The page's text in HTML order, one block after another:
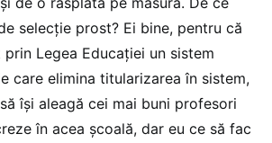
selecție prost? Ei bine, pentru că
prin Legea Educației un sistem
care elimina titularizarea în sistem,
își aleagă cei mai buni profesori
în acea școală, dar eu ce să fac